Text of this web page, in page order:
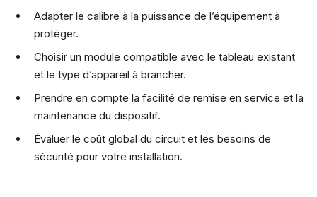
Adapter le calibre à la puissance de l’équipement à
protéger.
Choisir un module compatible avec le tableau existant
et le type d’appareil à brancher.
Prendre en compte la facilité de remise en service et la
maintenance du dispositif.
Évaluer le coût global du circuit et les besoins de
sécurité pour votre installation.